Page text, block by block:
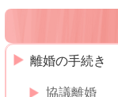
離婚の手続き
協議離婚